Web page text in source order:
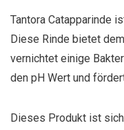
Tantora Catapparinde
Diese Rinde bietet
vernichtet einige
den pH Wert und
Dieses Produkt ist